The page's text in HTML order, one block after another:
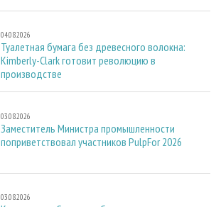
04.08.2026
Туалетная бумага без древесного волокна:
Kimberly-Clark готовит революцию в
производстве
03.08.2026
Заместитель Министра промышленности
поприветствовал участников PulpFor 2026
03.08.2026